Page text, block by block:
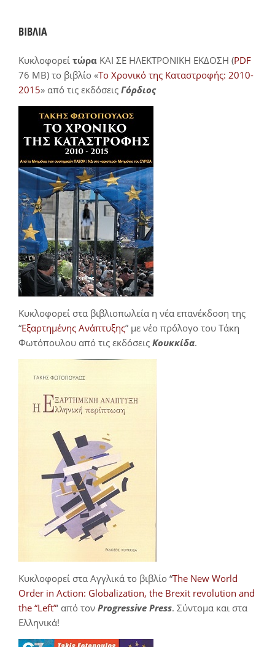
ΒΙΒΛΙΑ
Κυκλοφορεί τώρα ΚΑΙ ΣΕ ΗΛΕΚΤΡΟΝΙΚΗ ΕΚΔΟΣΗ (PDF
76 MB) το βιβλίο «Το Χρονικό της Καταστροφής: 2010-
2015» από τις εκδόσεις Γόρδιος
Κυκλοφορεί στα βιβλιοπωλεία η νέα επανέκδοση της
“Εξαρτημένης Ανάπτυξης” με νέο πρόλογο του Τάκη
Φωτόπουλου από τις εκδόσεις Κουκκίδα.
Κυκλοφορεί στα Αγγλικά το βιβλίο “The New World
Order in Action: Globalization, the Brexit revolution and
the “Left”‘ από τον Progressive Press. Σύντομα και στα
Ελληνικά!